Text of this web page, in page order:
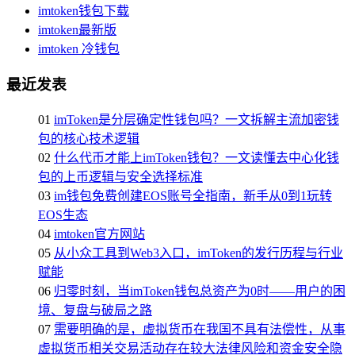
imtoken钱包下载
imtoken最新版
imtoken 冷钱包
最近发表
01 imToken是分层确定性钱包吗？一文拆解主流加密钱
包的核心技术逻辑
02 什么代币才能上imToken钱包？一文读懂去中心化钱
包的上币逻辑与安全选择标准
03 im钱包免费创建EOS账号全指南，新手从0到1玩转
EOS生态
04 imtoken官方网站
05 从小众工具到Web3入口，imToken的发行历程与行业
赋能
06 归零时刻，当imToken钱包总资产为0时——用户的困
境、复盘与破局之路
07 需要明确的是，虚拟货币在我国不具有法偿性，从事
虚拟货币相关交易活动存在较大法律风险和资金安全隐